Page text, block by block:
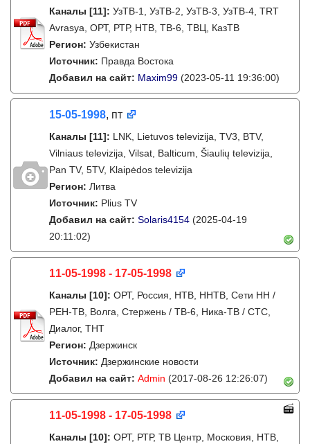
Каналы [11]: УзТВ-1, УзТВ-2, УзТВ-3, УзТВ-4, TRT
Avrasya, ОРТ, РТР, НТВ, ТВ-6, ТВЦ, КазТВ
Регион: Узбекистан
Источник: Правда Востока
Добавил на сайт: Maxim99 (2023-05-11 19:36:00)
15-05-1998, пт
Каналы [11]: LNK, Lietuvos televizija, TV3, BTV,
Vilniaus televizija, Vilsat, Balticum, Šiaulių televizija,
Pan TV, 5TV, Klaipėdos televizija
Регион: Литва
Источник: Plius TV
Добавил на сайт: Solaris4154 (2025-04-19
20:11:02)
11-05-1998 - 17-05-1998
Каналы [10]: ОРТ, Россия, НТВ, ННТВ, Сети НН /
РЕН-ТВ, Волга, Стержень / ТВ-6, Ника-ТВ / СТС,
Диалог, ТНТ
Регион: Дзержинск
Источник: Дзержинские новости
Добавил на сайт: Admin (2017-08-26 12:26:07)
11-05-1998 - 17-05-1998
Каналы [10]: ОРТ, РТР, ТВ Центр, Московия, НТВ,